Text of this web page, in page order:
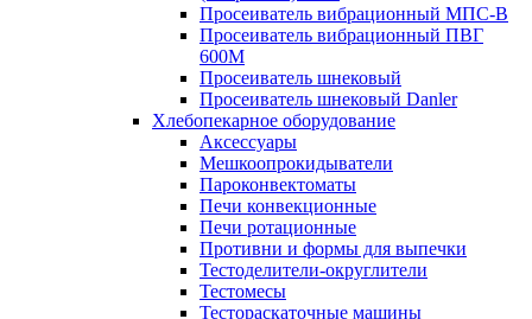
Просеиватель вибрационный МПС-В
Просеиватель вибрационный ПВГ
600М
Просеиватель шнековый
Просеиватель шнековый Danler
Хлебопекарное оборудование
Аксессуары
Мешкоопрокидыватели
Пароконвектоматы
Печи конвекционные
Печи ротационные
Противни и формы для выпечки
Тестоделители-округлители
Тестомесы
Тестораскаточные машины